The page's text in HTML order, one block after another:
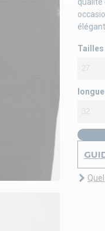
qualité
Tailles